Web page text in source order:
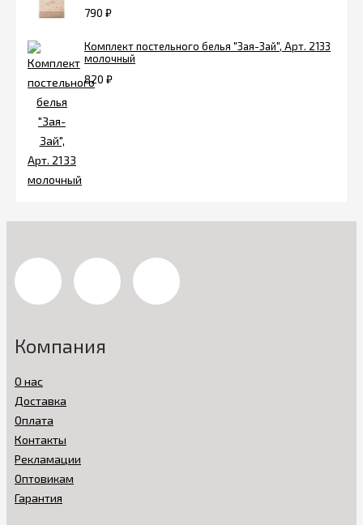
790 ₽
Комплект постельного белья "Зая-Зай", Арт. 2133
молочный
820 ₽
Компания
О нас
Доставка
Оплата
Контакты
Рекламации
Оптовикам
Гарантия